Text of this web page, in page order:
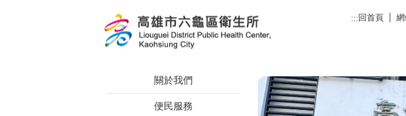
:::回首頁
關於我們
便民服務